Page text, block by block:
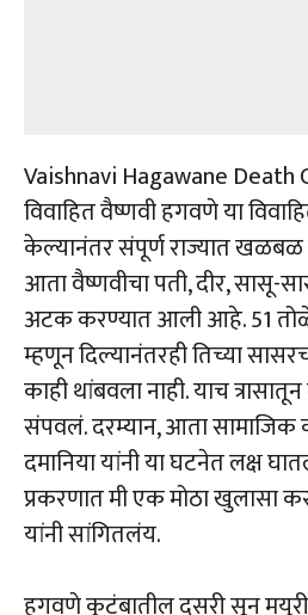
Vaishnavi Hagawane Death
विवाहित वैष्णवी हगवणे या
केल्यानंतर संपूर्ण राज्यात
आता वैष्णवीचा पती, दीर, सासू-
अटक करण्यात आली आहे. 51 तोळे
म्हणून दिल्यानंतरही तिच्या
काही थांबवला नाही. याच
संपवलं. दरम्यान, आता सामाजिक
दमानिया यांनी या घटनेत लक्ष
प्रकरणात मी एक मोठा खुलासा
यांनी सांगितलंय.